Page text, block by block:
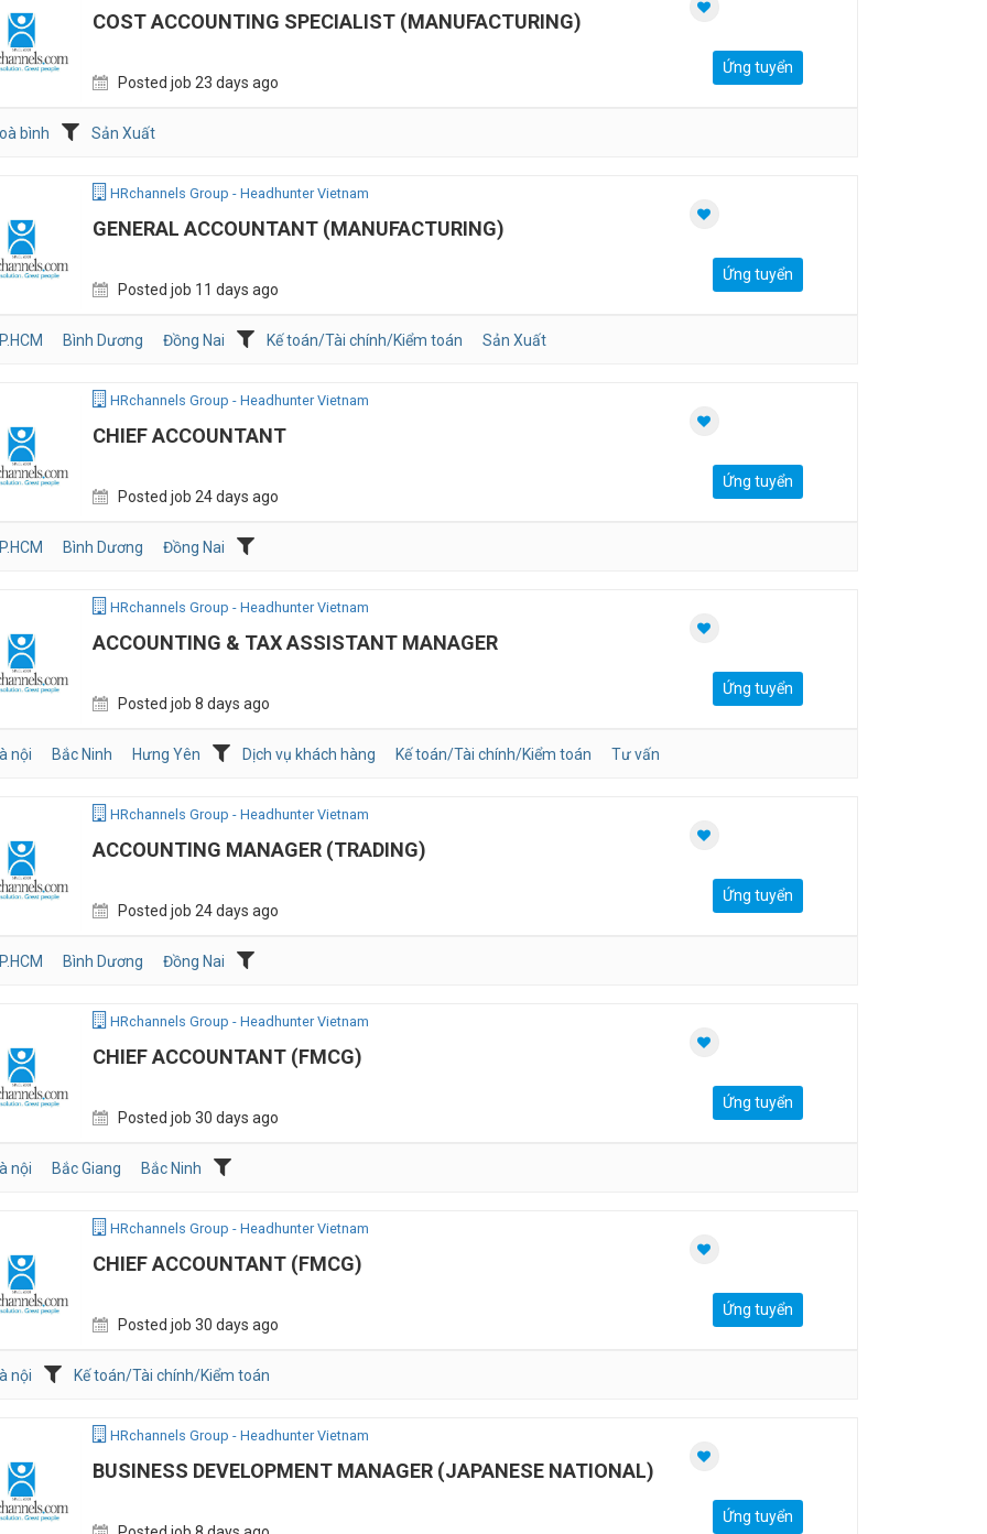
COST ACCOUNTING SPECIALIST (MANUFACTURING)
Posted job 23 days ago
Ứng tuyển
bình Sản Xuất
HRchannels Group - Headhunter Vietnam
GENERAL ACCOUNTANT (MANUFACTURING)
Posted job 11 days ago
Ứng tuyển
Bình Dương Đồng Nai Kế toán/Tài chính/Kiểm toán Sản Xuất
HRchannels Group - Headhunter Vietnam
CHIEF ACCOUNTANT
Posted job 24 days ago
Ứng tuyển
Bình Dương Đồng Nai
HRchannels Group - Headhunter Vietnam
ACCOUNTING & TAX ASSISTANT MANAGER
Posted job 8 days ago
Ứng tuyển
nội Bắc Ninh Hưng Yên Dịch vụ khách hàng Kế toán/Tài chính/Kiểm toán Tư vấn
HRchannels Group - Headhunter Vietnam
ACCOUNTING MANAGER (TRADING)
Posted job 24 days ago
Ứng tuyển
Bình Dương Đồng Nai
HRchannels Group - Headhunter Vietnam
CHIEF ACCOUNTANT (FMCG)
Posted job 30 days ago
Ứng tuyển
nội Bắc Giang Bắc Ninh
HRchannels Group - Headhunter Vietnam
CHIEF ACCOUNTANT (FMCG)
Posted job 30 days ago
Ứng tuyển
nội Kế toán/Tài chính/Kiểm toán
HRchannels Group - Headhunter Vietnam
BUSINESS DEVELOPMENT MANAGER (JAPANESE NATIONAL)
Ứng tuyển